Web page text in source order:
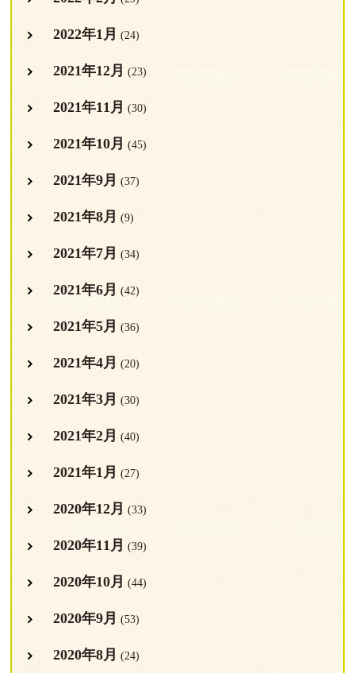
2022年1月 (24)
2021年12月 (23)
2021年11月 (30)
2021年10月 (45)
2021年9月 (37)
2021年8月 (9)
2021年7月 (34)
2021年6月 (42)
2021年5月 (36)
2021年4月 (20)
2021年3月 (30)
2021年2月 (40)
2021年1月 (27)
2020年12月 (33)
2020年11月 (39)
2020年10月 (44)
2020年9月 (53)
2020年8月 (24)